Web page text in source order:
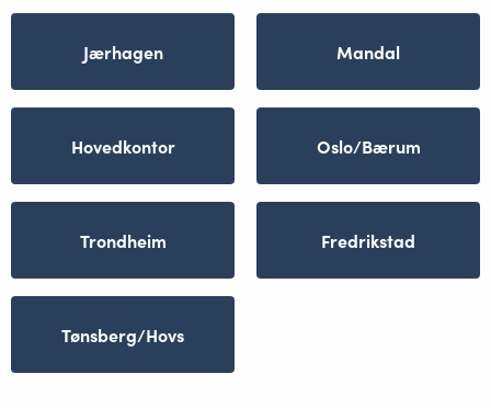
Jærhagen Mandal
Hovedkontor Oslo/Bærum
Trondheim Fredrikstad
Tønsberg/Hovs